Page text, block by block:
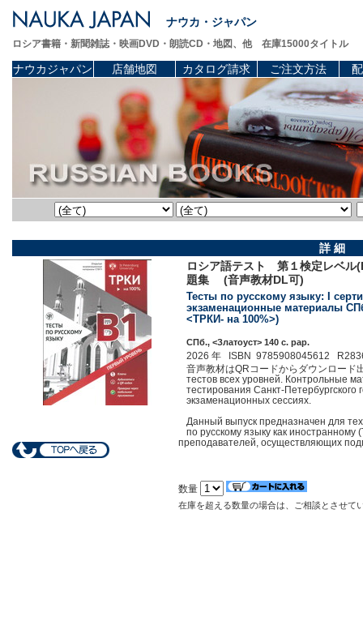
ナウカ・ジャパン
ロシア書籍・新聞雑誌・映画DVD・朗読CD・地図、他 在庫15000タイトル
ナウカジャパン 店舗地図 カタログ請求 ご注文方法
詳 細
ロシア語テスト 第１検定レベ
題集 (音声教材DL可)
Тесты по русскому языку: I
экзаменационные материалы
<ТРКИ- на 100%>)
СПб., <Златоуст> 140 c. pap.
2026 年 ISBN 9785908045612
音声教材はQRコードからダウンロー
тестов всех уровней. Контрольные
тестирования Санкт-Петербургского
экзаменационных сессиях.
Данный выпуск предназначен для
по русскому языку как
преподавателей, осуществляющих
数量
在庫を超える数量の場合は、ご相談とさせて